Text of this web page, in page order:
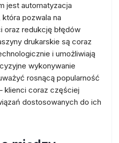
jest automatyzacja
pozwala na
redukcję błędów
drukarskie są coraz
i umożliwiają
wykonywanie
rosnącą popularność
klienci coraz częściej
dostosowanych do ich